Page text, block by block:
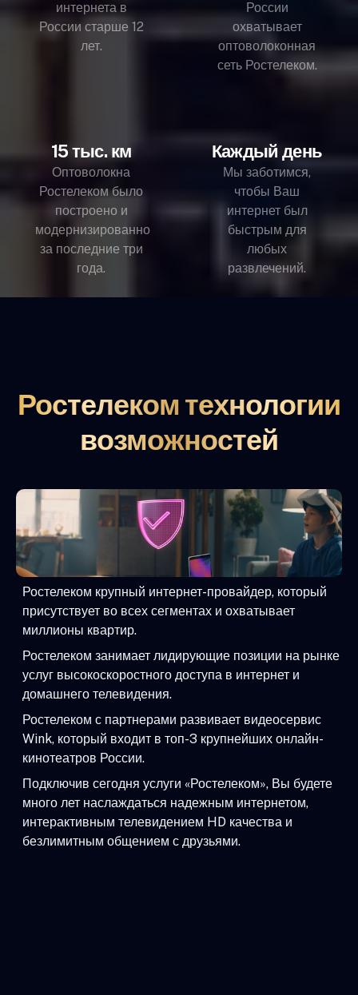
интернета в
России старше 12
лет.
России
охватывает
оптоволоконная
сеть Ростелеком.
15 тыс. км
Оптоволокна
Ростелеком было
построено и
модернизированно
за последние три
года.
Каждый день
Мы заботимся,
чтобы Ваш
интернет был
быстрым для
любых
развлечений.
Ростелеком технологии
возможностей
Ростелеком крупный интернет-провайдер, который
присутствует во всех сегментах и охватывает
миллионы квартир.
Ростелеком занимает лидирующие позиции на рынке
услуг высокоскоростного доступа в интернет и
домашнего телевидения.
Ростелеком с партнерами развивает видеосервис
Wink, который входит в топ-3 крупнейших онлайн-
кинотеатров России.
Подключив сегодня услуги «Ростелеком», Вы будете
много лет наслаждаться надежным интернетом,
интерактивным телевидением HD качества и
безлимитным общением с друзьями.